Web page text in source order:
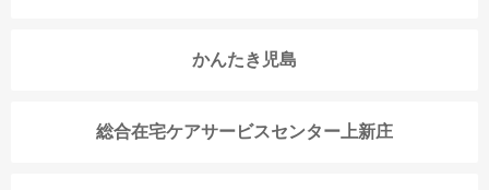
かんたき児島
総合在宅ケアサービスセンター上新庄